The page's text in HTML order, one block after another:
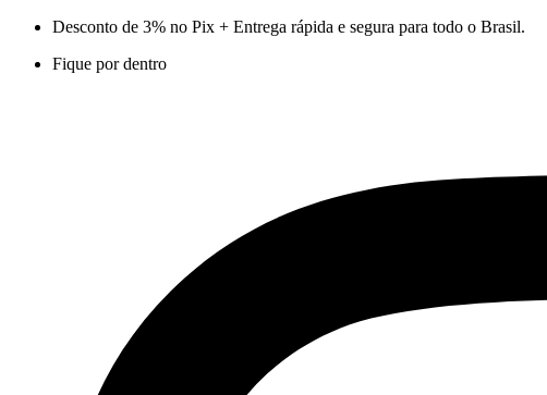
Desconto de 3% no Pix + Entrega rápida e segura para todo o Brasil.
Fique por dentro